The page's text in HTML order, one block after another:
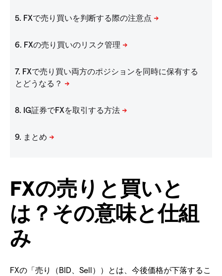
FXの売りと買いと
は？その意味と仕組
み
FXの「売り（BID、Sell））とは、今後価格が下落するこ